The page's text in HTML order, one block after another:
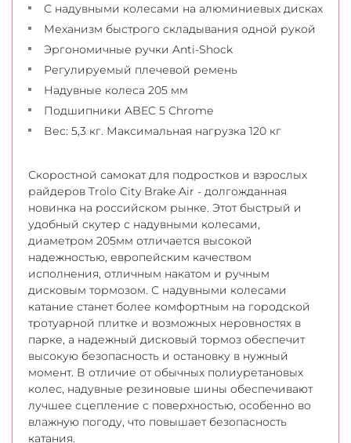
С надувными колесами на алюминиевых дисках
Механизм быстрого складывания одной рукой
Эргономичные ручки Anti-Shock
Регулируемый плечевой ремень
Надувные колеса 205 мм
Подшипники ABEC 5 Chrome
Вес: 5,3 кг. Максимальная нагрузка 120 кг
Скоростной самокат для подростков и взрослых
райдеров Trolo City Brake Air - долгожданная
новинка на российском рынке. Этот быстрый и
удобный скутер с надувными колесами,
диаметром 205мм отличается высокой
надежностью, европейским качеством
исполнения, отличным накатом и ручным
дисковым тормозом. С надувными колесами
катание станет более комфортным на городской
тротуарной плитке и возможных неровностях в
парке, а надежный дисковый тормоз обеспечит
высокую безопасность и остановку в нужный
момент. В отличие от обычных полиуретановых
колес, надувные резиновые шины обеспечивают
лучшее сцепление с поверхностью, особенно во
влажную погоду, что повышает безопасность
катания.